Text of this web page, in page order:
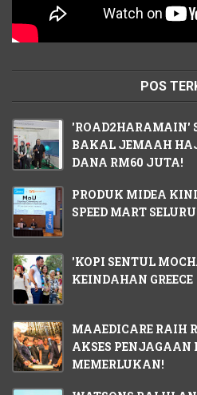
POS
'ROAD2HARAMAIN'
BAKAL JEMAAH
DANA RM60 JUTA!
PRODUK MIDEA
SPEED MART
'KOPI SENTUL
KEINDAHAN GREECE
MAAEDICARE RAIH
AKSES PENJAGAAN
MEMERLUKAN!